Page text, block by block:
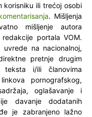
korisniku ili trećoj osobi
. Mišljenja
mišljenje autora
portala VOM.
na nacionalnoj,
pretnje drugim
teksta i/ili članovima
pornografskog,
oglašavanje i
davanje dodatanih
je zabranjeno lažno